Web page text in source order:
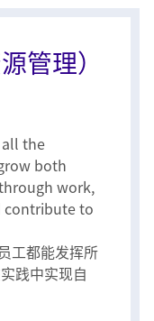
管理）
the
both
work,
contribute to
工都能发挥所
践中实现自